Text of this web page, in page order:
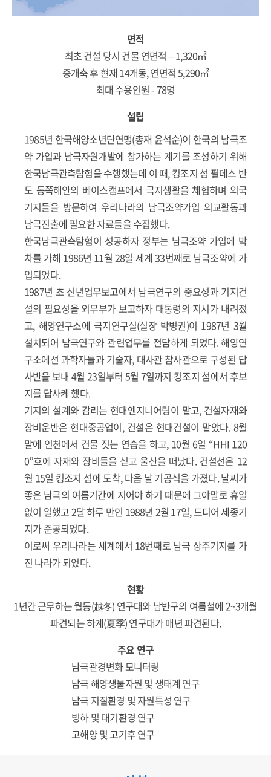
면적
최초 건설 당시 건물 연면적 – 1,320㎡
증개축 후 현재 14개동, 연면적 5,290㎡
최대 수용인원 - 78명
설립
1985년 한국해양소년단연맹(총재 윤석순)이 한국의 남극조
약 가입과 남극자원개발에 참가하는 계기를 조성하기 위해
한국남극관측탐험을 수행했는데 이 때, 킹조지 섬 필데스 반
도 동쪽해안의 베이스캠프에서 극지생활을 체험하며 외국
기지들을 방문하여 우리나라의 남극조약가입 외교활동과
남극진출에 필요한 자료들을 수집했다.
한국남극관측탐험이 성공하자 정부는 남극조약 가입에 박
차를 가해 1986년 11월 28일 세계 33번째로 남극조약에 가
입되었다.
1987년 초 신년업무보고에서 남극연구의 중요성과 기지건
설의 필요성을 외무부가 보고하자 대통령의 지시가 내려졌
고, 해양연구소에 극지연구실(실장 박병권)이 1987년 3월
설치되어 남극연구와 관련업무를 전담하게 되었다. 해양연
구소에선 과학자들과 기술자, 대사관 참사관으로 구성된 답
사반을 보내 4월 23일부터 5월 7일까지 킹조지 섬에서 후보
지를 답사케 했다.
기지의 설계와 감리는 현대엔지니어링이 맡고, 건설자재와
장비운반은 현대중공업이, 건설은 현대건설이 맡았다. 8월
말에 인천에서 건물 짓는 연습을 하고, 10월 6일 “HHI 120
0”호에 자재와 장비들을 싣고 울산을 떠났다. 건설선은 12
월 15일 킹조지 섬에 도착, 다음 날 기공식을 가졌다. 날씨가
좋은 남극의 여름기간에 지어야 하기 때문에 그야말로 휴일
없이 일했고 2달 하루 만인 1988년 2월 17일, 드디어 세종기
지가 준공되었다.
이로써 우리나라는 세계에서 18번째로 남극 상주기지를 가
진 나라가 되었다.
현황
1년간 근무하는 월동(越冬) 연구대와 남반구의 여름철에 2~3개월
파견되는 하계(夏季) 연구대가 매년 파견된다.
주요 연구
남극관경변화 모니터링
남극 해양생물자원 및 생태계 연구
남극 지질환경 및 자원특성 연구
빙하 및 대기환경 연구
고해양 및 고기후 연구